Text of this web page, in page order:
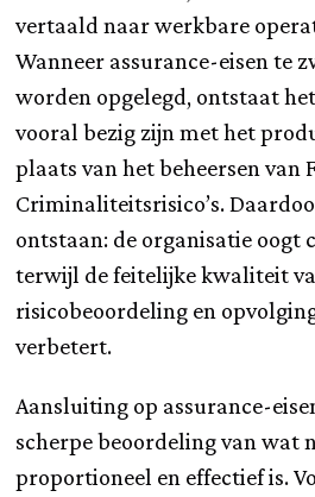
vertaald naar werkbare
Wanneer assurance-eisen te
worden opgelegd, ontstaat
vooral bezig zijn met het
plaats van het beheersen van
Criminaliteitsrisico’s.
ontstaan: de organisatie oogt
terwijl de feitelijke kwaliteit
risicobeoordeling en
verbetert.
Aansluiting op assurance-
scherpe beoordeling van wat
proportioneel en effectief is.